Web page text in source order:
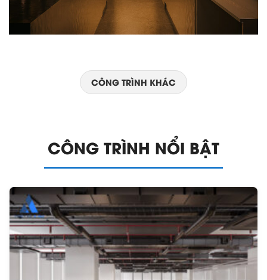
CÔNG TRÌNH KHÁC
CÔNG TRÌNH NỔI BẬT